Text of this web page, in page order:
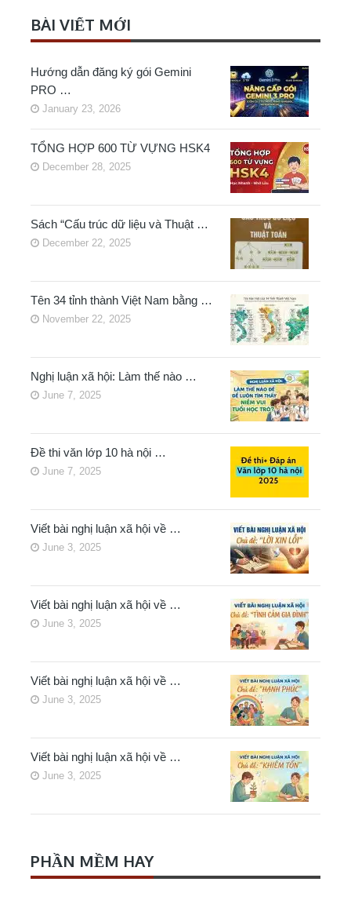
BÀI VIẾT MỚI
Hướng dẫn đăng ký gói Gemini
PRO …
January 23, 2026
TỔNG HỢP 600 TỪ VỰNG HSK4
December 28, 2025
Sách “Cấu trúc dữ liệu và Thuật …
December 22, 2025
Tên 34 tỉnh thành Việt Nam bằng …
November 22, 2025
Nghị luận xã hội: Làm thế nào …
June 7, 2025
Đề thi văn lớp 10 hà nội …
June 7, 2025
Viết bài nghị luận xã hội về …
June 3, 2025
Viết bài nghị luận xã hội về …
June 3, 2025
Viết bài nghị luận xã hội về …
June 3, 2025
Viết bài nghị luận xã hội về …
June 3, 2025
PHẦN MỀM HAY